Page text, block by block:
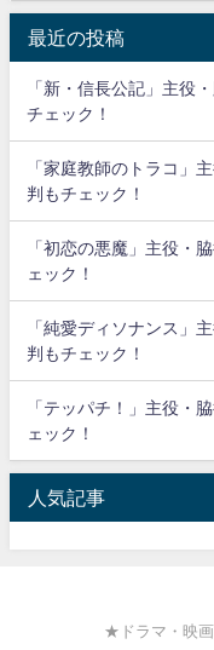
最近の投稿
「新・信長公記」主役
チェック！
「家庭教師のトラコ」
判もチェック！
「初恋の悪魔」主役・
ェック！
「純愛ディソナンス」
判もチェック！
「テッパチ！」主役・
ェック！
人気記事
★ドラマ・映